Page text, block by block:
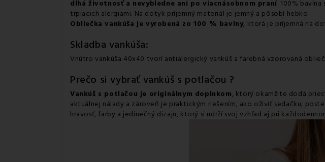
dlhá životnosť a nevybledne ani po viacnásobnom praní. 100%
trpiacich alergiami. Na dotyk príjemný materiál je jemný a pôsobí hebko.
Obliečka vankúša je vyrobená zo 100 % bavlny, ktorá je príjemná na
Skladba vankúša:
Vnútro vankúša 40x40 tvorí antialergický vankúš a farebná vzorovaná
Prečo si vybrať vankúš s potlačou ?
Vankúš s potlačou je originálnym doplnkom, ktorý okamžite dodá
aktuálnej nálady a zároveň je praktickým riešením, ako oživiť sedačku,
hravosť, farby a jedinečný dizajn, ktorý si udrží svoj vzhľad aj pri